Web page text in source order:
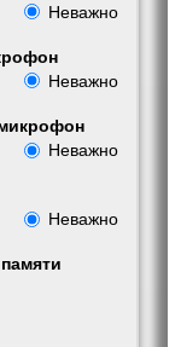
Неважно
Неважно
Неважно
Неважно